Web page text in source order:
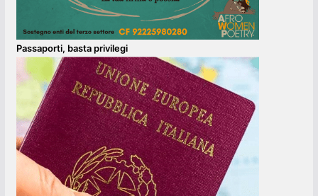
Passaporti, basta privilegi